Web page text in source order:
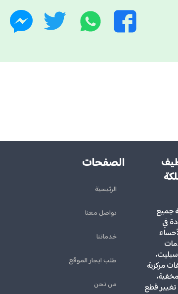
فيسبوك واتساب تويتر
جميع
في
مركزية
تغيير قطع
الصفحات
الرئيسية
تواصل معنا
خدماتنا
طلب ايجار الموقع
من نحن